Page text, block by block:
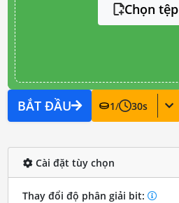
Chọn tệp
BẮT ĐẦU 1/ 30s
Cài đặt tùy chọn
Thay đổi độ phân giải bit: